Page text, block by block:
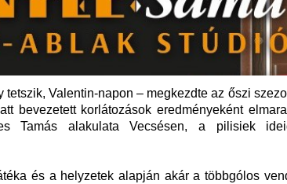
tetszik, Valentin-napon – megkezdte az őszi
bevezetett korlátozások eredményeként
Tamás alakulata Vecsésen, a pilisiek
és a helyzetek alapján akár a többgólos